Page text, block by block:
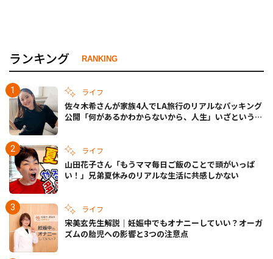
ランキング RANKING
ライフ
佐々木希さんが家族4人でLA旅行のリアルなパッキング
公開「何があるかわからないから、人生」いざというと
ライフ
山田花子さん「もうママ毎日ご飯のことで頭がいっぱ
い！」兄弟夏休みのリアルな生活に共感しかない
ライフ
宋美玄先生解説｜妊娠中でもオナニーしていい？オーガ
ズムの胎児への影響と3つの注意点